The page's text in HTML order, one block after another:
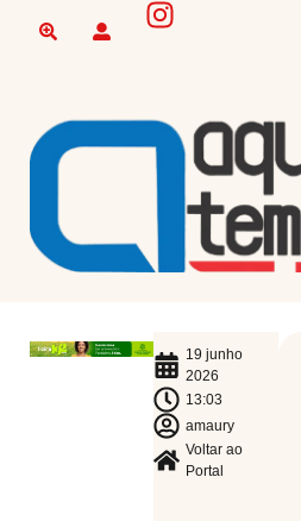
19 junho
2026
13:03
amaury
Voltar ao
Portal